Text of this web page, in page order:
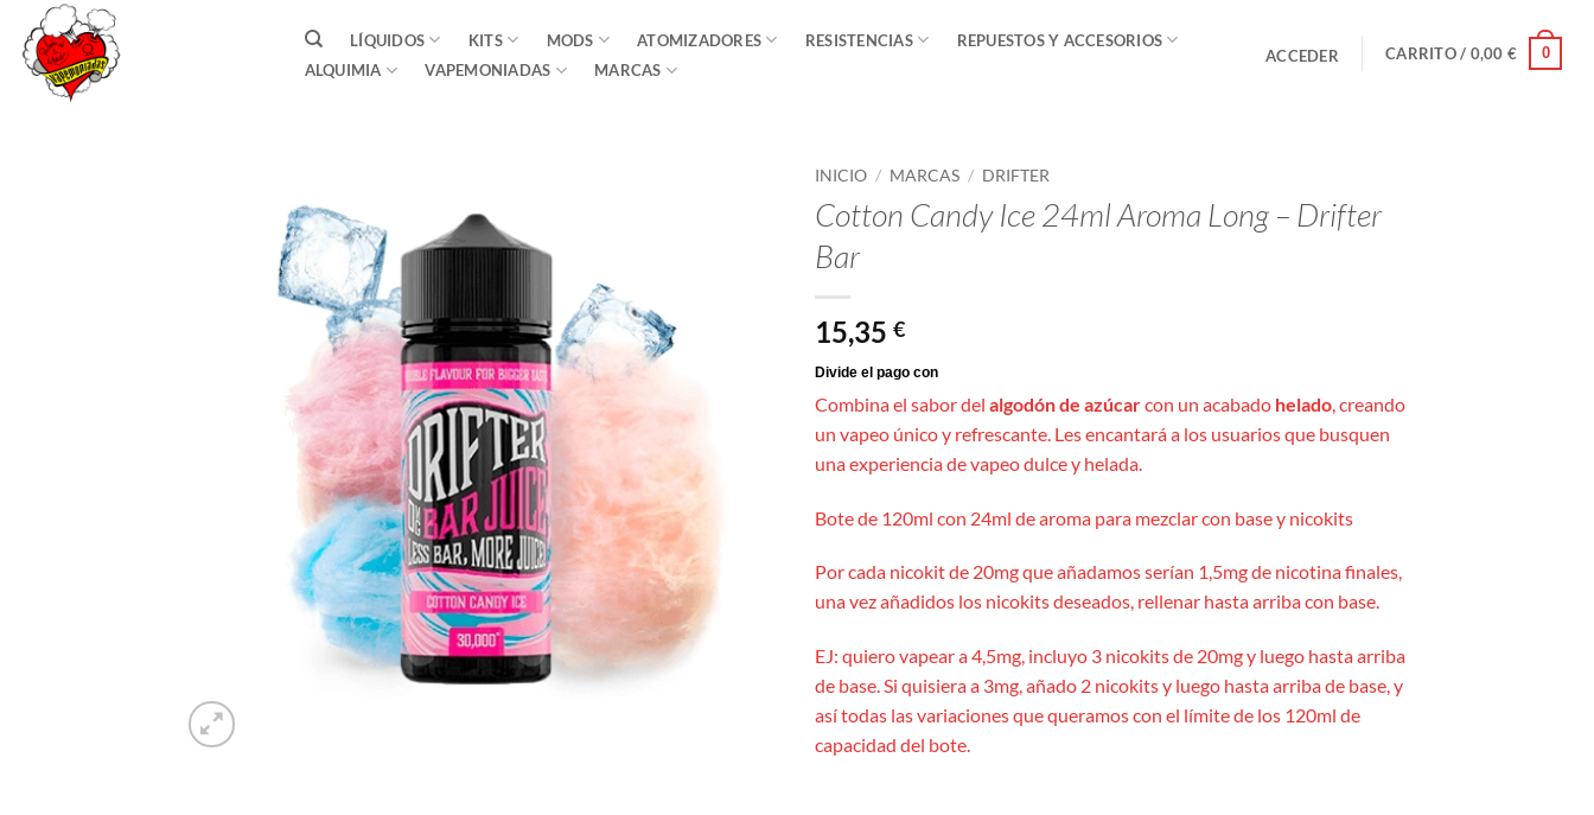
Saltar
contenido
LÍQUIDOS KITS MODS ATOMIZADORES RESISTENCIAS
REPUESTOS Y ACCESORIOS
ALQUIMIA
VAPEMONIADAS MARCAS
ACCEDER CARRITO / 0,00 € 0
INICIO / MARCAS / DRIFTER
Cotton Candy Ice 24ml Aroma Long – Drifter
Bar
15,35 €
Combina el sabor del algodón de azúcarcon un acabado helado , creando
un vapeo único y refrescante. Les encantará a los usuarios que busquen
una experiencia de vapeo dulce y helada.
Bote de 120ml con 24ml de aroma para mezclar con base y nicokits
Por cada nicokit de 20mg que añadamos serían 1,5mg de nicotina finales,
una vez añadidos los nicokits deseados, rellenar hasta arriba con base.
EJ: quiero vapear a 4,5mg, incluyo 3 nicokits de 20mg y luego hasta arriba
de base. Si quisiera a 3mg, añado 2 nicokits y luego hasta arriba de base, y
así todas las variaciones que queramos con el límite de los 120ml de
capacidad del bote.